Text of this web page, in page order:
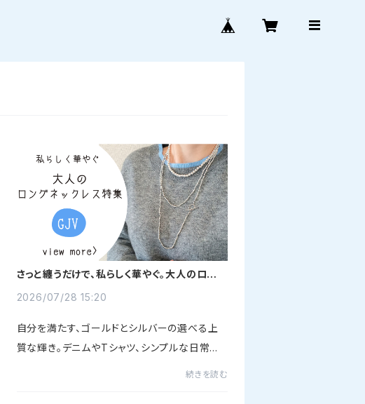
さっと纏うだけで、私らしく華やぐ。大人のロング
2026/07/28 15:20
自分を満たす、ゴールドとシルバーの選べる上
質な輝き。デニムやTシャツ、シンプルな日常着
にすっと映える、これからの私に寄り添うお守り
続きを読む